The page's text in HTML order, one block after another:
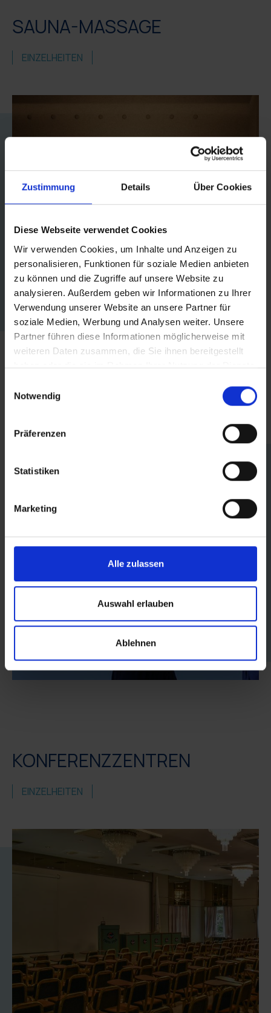
Zustimmung Details Über Cookies
Diese Webseite verwendet Cookies
Wir verwenden Cookies, um Inhalte und Anzeigen zu
personalisieren, Funktionen für soziale Medien anbieten
zu können und die Zugriffe auf unsere Website zu
analysieren. Außerdem geben wir Informationen zu Ihrer
Verwendung unserer Website an unsere Partner für
soziale Medien, Werbung und Analysen weiter. Unsere
Partner führen diese Informationen möglicherweise mit
weiteren Daten zusammen, die Sie ihnen bereitgestellt
haben oder die sie im Rahmen Ihrer Nutzung der Dienste
Notwendig
Präferenzen
Statistiken
Marketing
Alle zulassen
Auswahl erlauben
Ablehnen
SAUNA-MASSAGE
EINZELHEITEN
SPEZIELLE ABENDE
KONFERENZZENTREN
EINZELHEITEN